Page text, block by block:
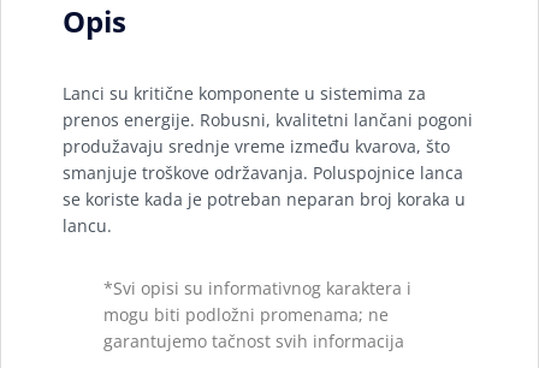
Opis
Lanci su kritične komponente u sistemima za
prenos energije. Robusni, kvalitetni lančani pogoni
produžavaju srednje vreme između kvarova, što
smanjuje troškove održavanja. Poluspojnice lanca
se koriste kada je potreban neparan broj koraka u
lancu.
*Svi opisi su informativnog karaktera i
mogu biti podložni promenama; ne
garantujemo tačnost svih informacija